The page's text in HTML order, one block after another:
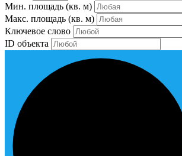
Мин. площадь (кв. м)
Макс. площадь (кв. м)
Ключевое слово
ID объекта